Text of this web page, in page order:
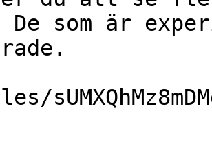
som är